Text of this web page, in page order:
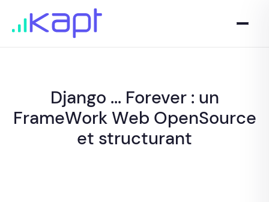
Django ... Forever : un
FrameWork Web OpenSource
et structurant